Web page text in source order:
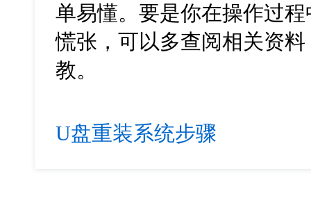
单易懂。要是你在操作过
慌张，可以多查阅相关资
教。
U盘重装系统步骤